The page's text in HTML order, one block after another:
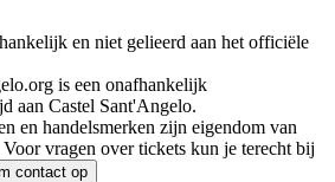
en niet gelieerd aan het officiële
is een onafhankelijk
aan Castel Sant'Angelo.
en handelsmerken zijn eigendom van
vragen over tickets kun je terecht bij
contact op